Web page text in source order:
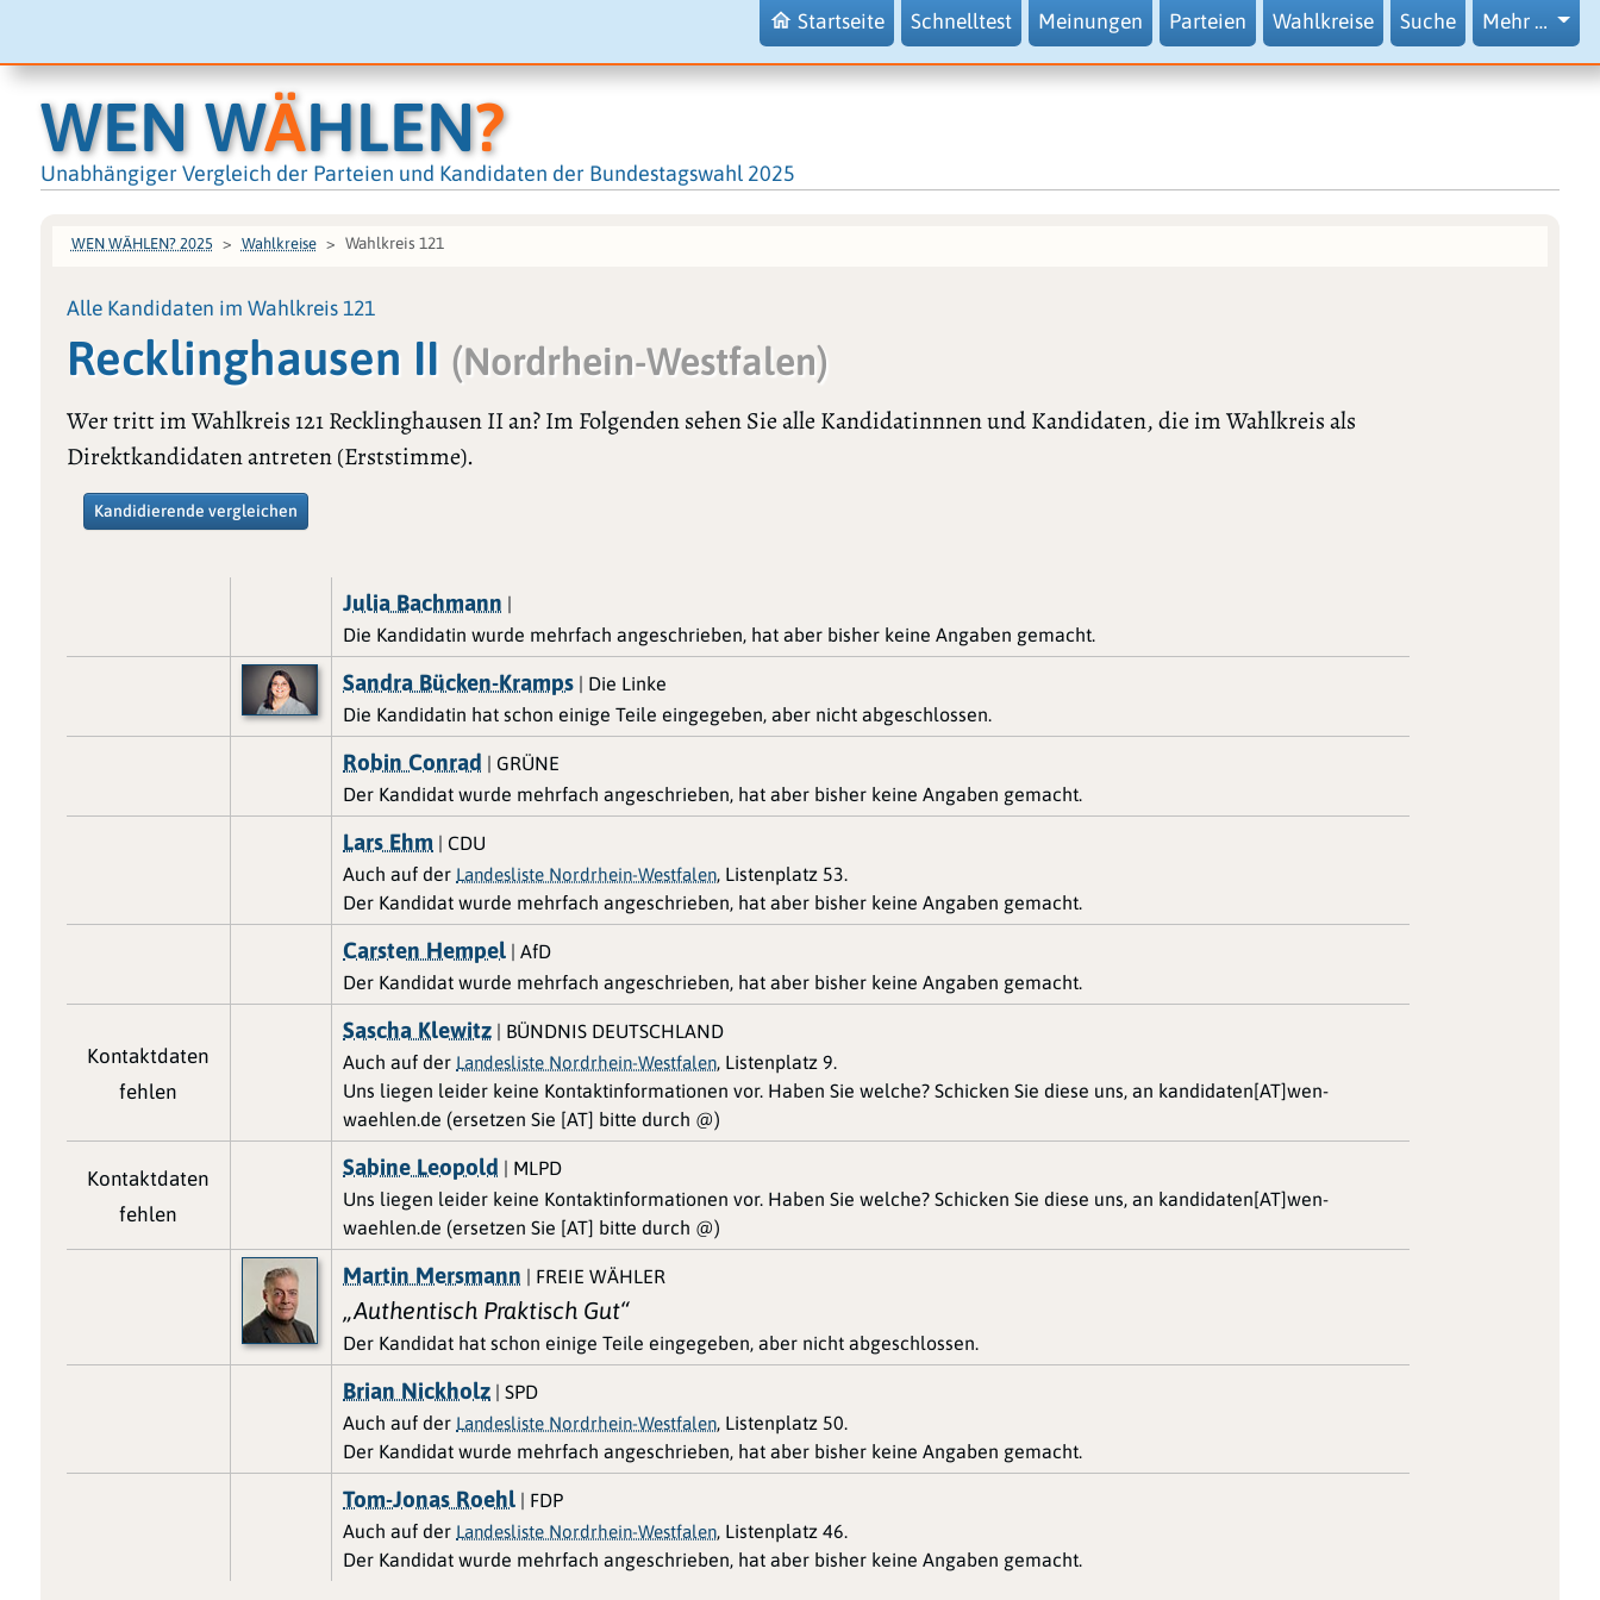
Startseite Schnelltest Meinungen Parteien Wahlkreise Suche Mehr …
WEN WÄHLEN?
Unabhängiger Vergleich der Parteien und Kandidaten der Bundestagswahl 2025
WEN WÄHLEN? 2025 Wahlkreise Wahlkreis 121
Alle Kandidaten im Wahlkreis 121
Recklinghausen II (Nordrhein-Westfalen)
Wer tritt im Wahlkreis 121 Recklinghausen II an? Im Folgenden sehen Sie alle Kandidatinnnen und Kandidaten, die im Wahlkreis als
Direktkandidaten antreten (Erststimme).
Kandidierende vergleichen
Julia Bachmann |
Die Kandidatin wurde mehrfach angeschrieben, hat aber bisher keine Angaben gemacht.
Sandra Bücken-Kramps | Die Linke
Die Kandidatin hat schon einige Teile eingegeben, aber nicht abgeschlossen.
Robin Conrad | GRÜNE
Der Kandidat wurde mehrfach angeschrieben, hat aber bisher keine Angaben gemacht.
Lars Ehm | CDU
Auch auf der Landesliste Nordrhein-Westfalen, Listenplatz 53.
Der Kandidat wurde mehrfach angeschrieben, hat aber bisher keine Angaben gemacht.
Carsten Hempel | AfD
Der Kandidat wurde mehrfach angeschrieben, hat aber bisher keine Angaben gemacht.
Kontaktdaten
fehlen
Sascha Klewitz | BÜNDNIS DEUTSCHLAND
Auch auf der Landesliste Nordrhein-Westfalen, Listenplatz 9.
Uns liegen leider keine Kontaktinformationen vor. Haben Sie welche? Schicken Sie diese uns, an kandidaten[AT]wen-
waehlen.de (ersetzen Sie [AT] bitte durch @)
Kontaktdaten
fehlen
Sabine Leopold | MLPD
Uns liegen leider keine Kontaktinformationen vor. Haben Sie welche? Schicken Sie diese uns, an kandidaten[AT]wen-
waehlen.de (ersetzen Sie [AT] bitte durch @)
Martin Mersmann | FREIE WÄHLER
„Authentisch Praktisch Gut“
Der Kandidat hat schon einige Teile eingegeben, aber nicht abgeschlossen.
Brian Nickholz | SPD
Auch auf der Landesliste Nordrhein-Westfalen, Listenplatz 50.
Der Kandidat wurde mehrfach angeschrieben, hat aber bisher keine Angaben gemacht.
Tom-Jonas Roehl | FDP
Auch auf der Landesliste Nordrhein-Westfalen, Listenplatz 46.
Der Kandidat wurde mehrfach angeschrieben, hat aber bisher keine Angaben gemacht.